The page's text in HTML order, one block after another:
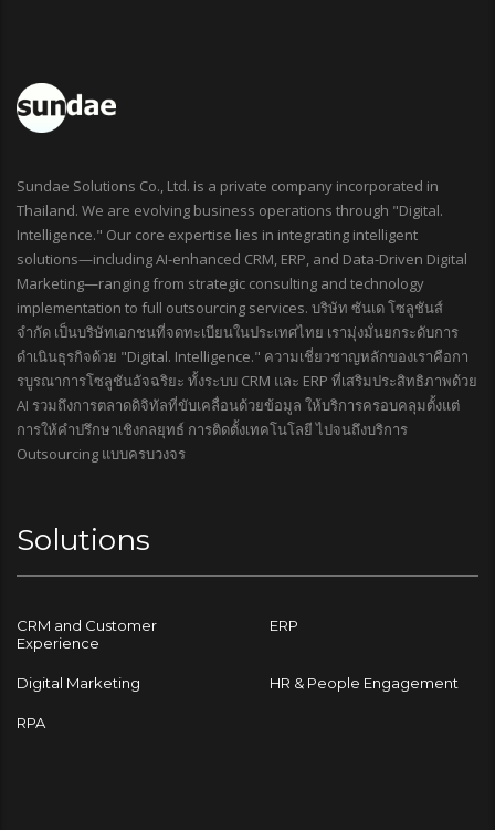
Sundae Solutions Co., Ltd. is a private company incorporated in
Thailand. We are evolving business operations through "Digital.
Intelligence." Our core expertise lies in integrating intelligent
solutions—including AI-enhanced CRM, ERP, and Data-Driven Digital
Marketing—ranging from strategic consulting and technology
implementation to full outsourcing services. บริษัท ซันเด โซลูชันส์
จำกัด เป็นบริษัทเอกชนที่จดทะเบียนในประเทศไทย เรามุ่งมั่นยกระดับการ
ดำเนินธุรกิจด้วย "Digital. Intelligence." ความเชี่ยวชาญหลักของเราคือกา
รบูรณาการโซลูชันอัจฉริยะ ทั้งระบบ CRM และ ERP ที่เสริมประสิทธิภาพด้วย
AI รวมถึงการตลาดดิจิทัลที่ขับเคลื่อนด้วยข้อมูล ให้บริการครอบคลุมตั้งแต่
การให้คำปรึกษาเชิงกลยุทธ์ การติดตั้งเทคโนโลยี ไปจนถึงบริการ
Outsourcing แบบครบวงจร
Solutions
CRM and Customer
Experience
ERP
Digital Marketing HR & People Engagement
RPA